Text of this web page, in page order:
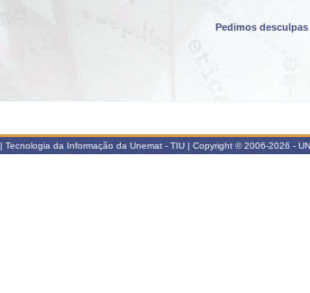
Pedimos
Tecnologia da Informação da Unemat - TIU | Copyright © 2006-2026 -